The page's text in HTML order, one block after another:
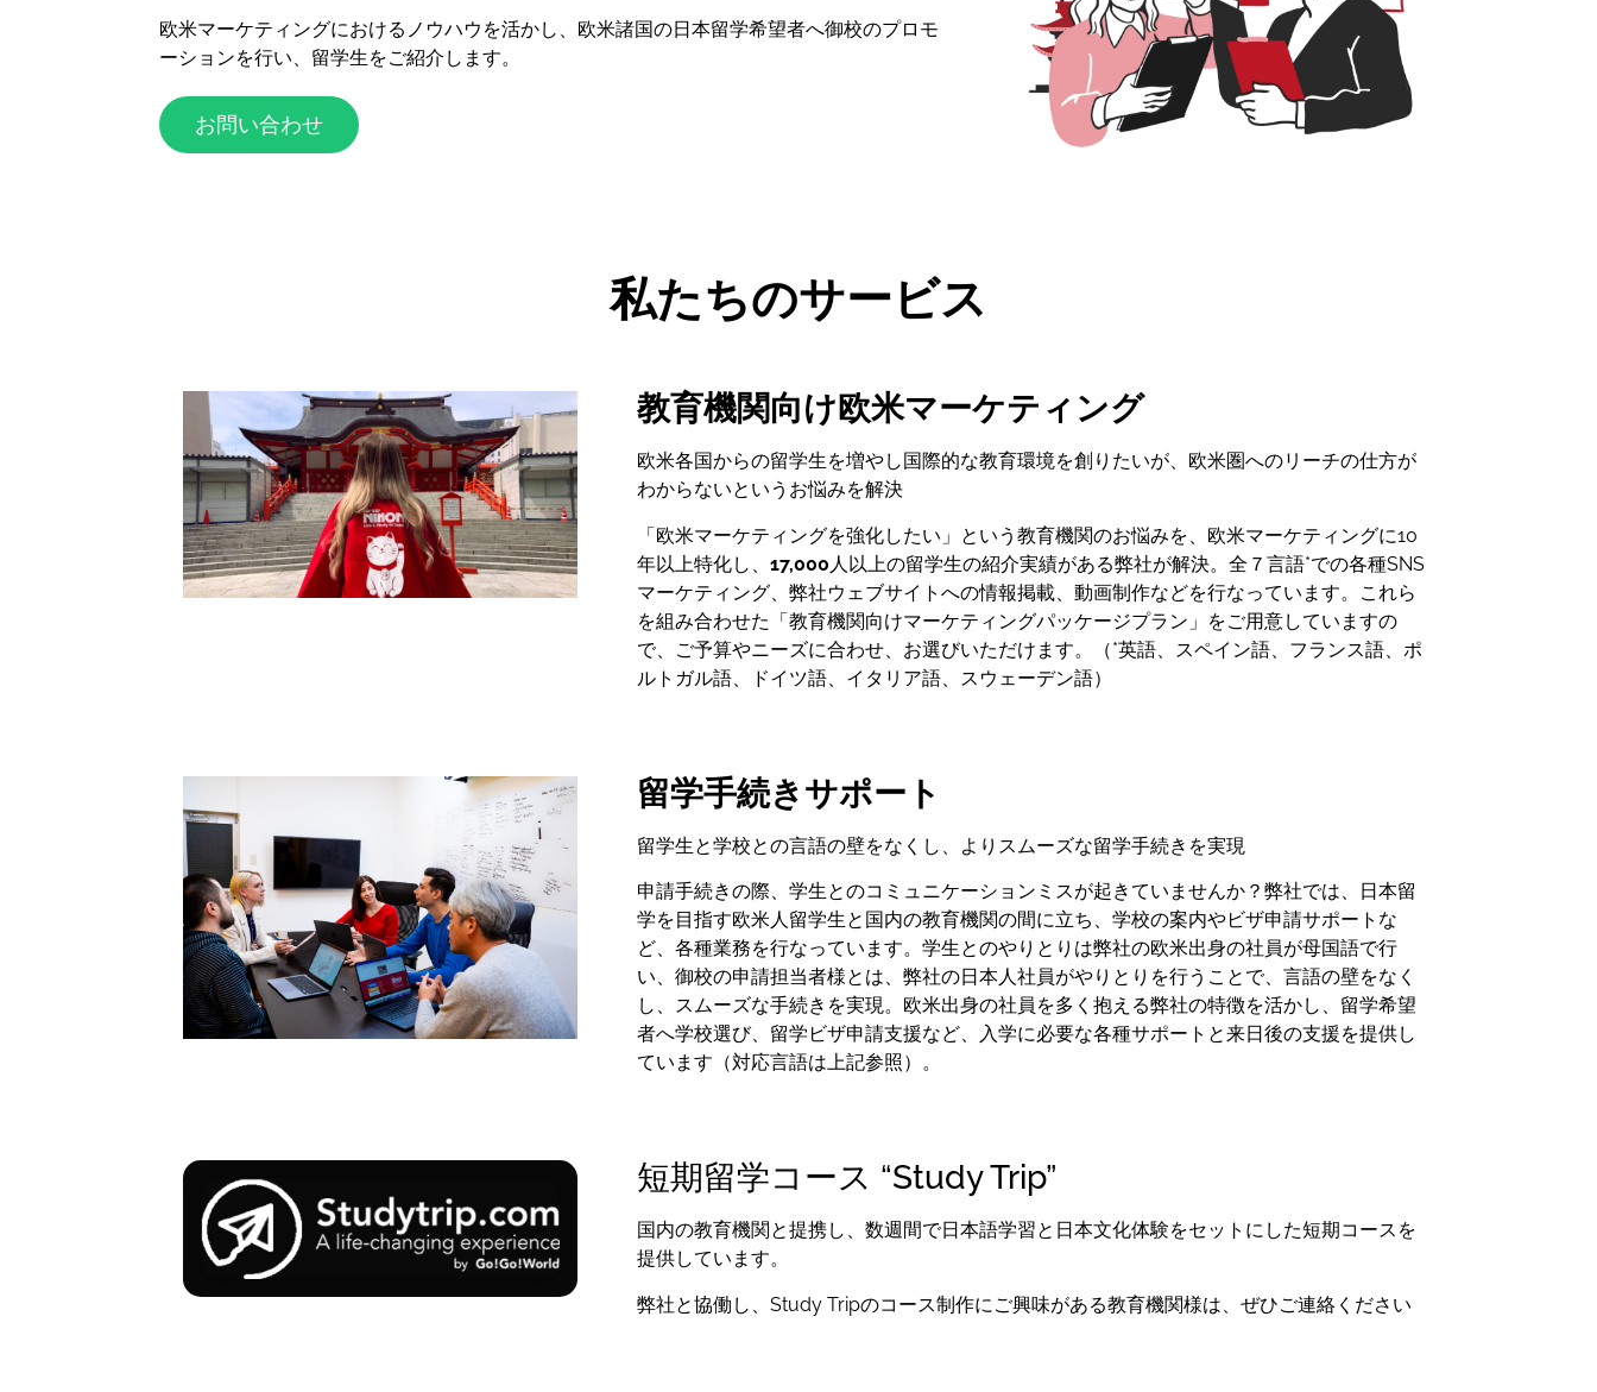
欧米マーケティングにおけるノウハウを活かし、欧米諸国の日本留学希望者へ御校のプロモ
ーションを行い、留学生をご紹介します。
お問い合わせ
私たちのサービス
教育機関向け欧米マーケティング
欧米各国からの留学生を増やし国際的な教育環境を創りたいが、欧米圏へのリーチの仕方が
わからないというお悩みを解決
「欧米マーケティングを強化したい」という教育機関のお悩みを、欧米マーケティングに10
年以上特化し、17,000 人以上の留学生の紹介実績がある弊社が解決。全７言語*での各種SNS
マーケティング、弊社ウェブサイトへの情報掲載、動画制作などを行なっています。これら
を組み合わせた「教育機関向けマーケティングパッケージプラン」をご用意していますの
で、ご予算やニーズに合わせ、お選びいただけます。（*英語、スペイン語、フランス語、ポ
ルトガル語、ドイツ語、イタリア語、スウェーデン語）
留学手続きサポート
留学生と学校との言語の壁をなくし、よりスムーズな留学手続きを実現
申請手続きの際、学生とのコミュニケーションミスが起きていませんか？弊社では、日本留
学を目指す欧米人留学生と国内の教育機関の間に立ち、学校の案内やビザ申請サポートな
ど、各種業務を行なっています。学生とのやりとりは弊社の欧米出身の社員が母国語で行
い、御校の申請担当者様とは、弊社の日本人社員がやりとりを行うことで、言語の壁をなく
し、スムーズな手続きを実現。欧米出身の社員を多く抱える弊社の特徴を活かし、留学希望
者へ学校選び、留学ビザ申請支援など、入学に必要な各種サポートと来日後の支援を提供し
ています（対応言語は上記参照）。
短期留学コース “Study Trip”
国内の教育機関と提携し、数週間で日本語学習と日本文化体験をセットにした短期コースを
提供しています。
弊社と協働し、Study Tripのコース制作にご興味がある教育機関様は、ぜひご連絡ください